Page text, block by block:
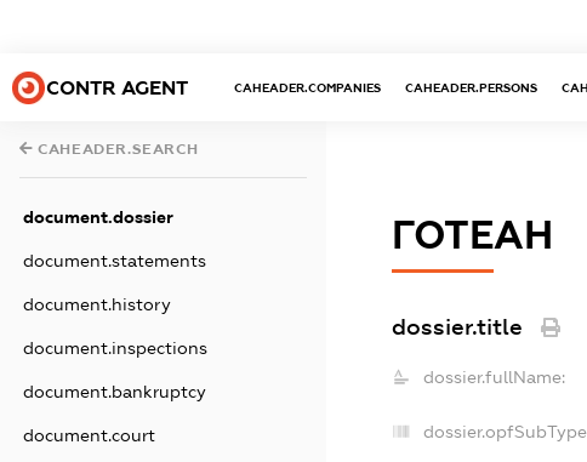
CONTR AGENT CAHEADER.COMPANIES CAHEADER.PERSONS
CAHEADER.SEARCH
document.dossier
document.statements
document.history
document.inspections
document.bankruptcy
document.court
ГОТЕАН
dossier.title
dossier.fullName: